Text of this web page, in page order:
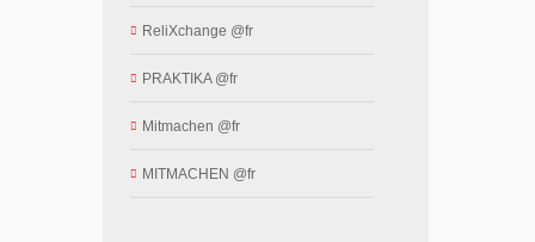
ReliXchange @fr
PRAKTIKA @fr
Mitmachen @fr
MITMACHEN @fr